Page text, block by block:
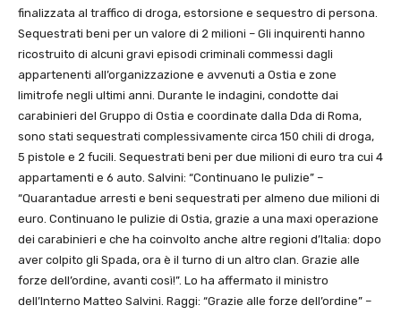
finalizzata al traffico di droga, estorsione e sequestro di persona.
Sequestrati beni per un valore di 2 milioni – Gli inquirenti hanno
ricostruito di alcuni gravi episodi criminali commessi dagli
appartenenti all’organizzazione e avvenuti a Ostia e zone
limitrofe negli ultimi anni. Durante le indagini, condotte dai
carabinieri del Gruppo di Ostia e coordinate dalla Dda di Roma,
sono stati sequestrati complessivamente circa 150 chili di droga,
5 pistole e 2 fucili. Sequestrati beni per due milioni di euro tra cui 4
appartamenti e 6 auto. Salvini: “Continuano le pulizie” –
“Quarantadue arresti e beni sequestrati per almeno due milioni di
euro. Continuano le pulizie di Ostia, grazie a una maxi operazione
dei carabinieri e che ha coinvolto anche altre regioni d’Italia: dopo
aver colpito gli Spada, ora è il turno di un altro clan. Grazie alle
forze dell’ordine, avanti così!”. Lo ha affermato il ministro
dell’Interno Matteo Salvini. Raggi: “Grazie alle forze dell’ordine” –